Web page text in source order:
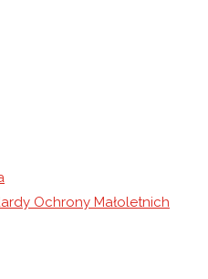
Ochrony Małoletnich
Zimowej
Niewidoczne